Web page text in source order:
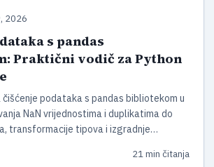
2026
s pandas
Praktični vodič za Python
podataka s pandas bibliotekom u
NaN vrijednostima i duplikatima do
transformacije tipova i izgradnje
21 min čitanja